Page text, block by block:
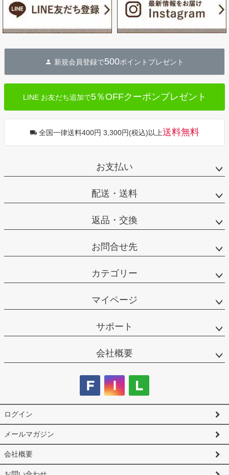
新規会員登録で500ポイントプレゼント
LINE お友だち追加で5％OFFクーポンプレゼント
全国一律送料400円 3,300円(税込)以上送料無料
お支払い
配送・送料
返品・交換
お問合せ先
カテゴリー
マイページ
サポート
会社概要
ログイン
メールマガジン
会社概要